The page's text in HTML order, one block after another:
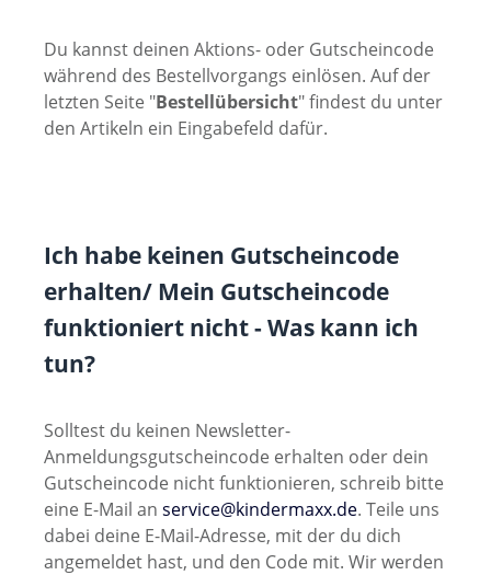
Du kannst deinen Aktions- oder Gutscheincode
während des Bestellvorgangs einlösen. Auf der
letzten Seite "Bestellübersicht" findest du unter
den Artikeln ein Eingabefeld dafür.
Ich habe keinen Gutscheincode
erhalten/ Mein Gutscheincode
funktioniert nicht - Was kann ich
tun?
Solltest du keinen Newsletter-
Anmeldungsgutscheincode erhalten oder dein
Gutscheincode nicht funktionieren, schreib bitte
eine E-Mail an service@kindermaxx.de. Teile uns
dabei deine E-Mail-Adresse, mit der du dich
angemeldet hast, und den Code mit. Wir werden